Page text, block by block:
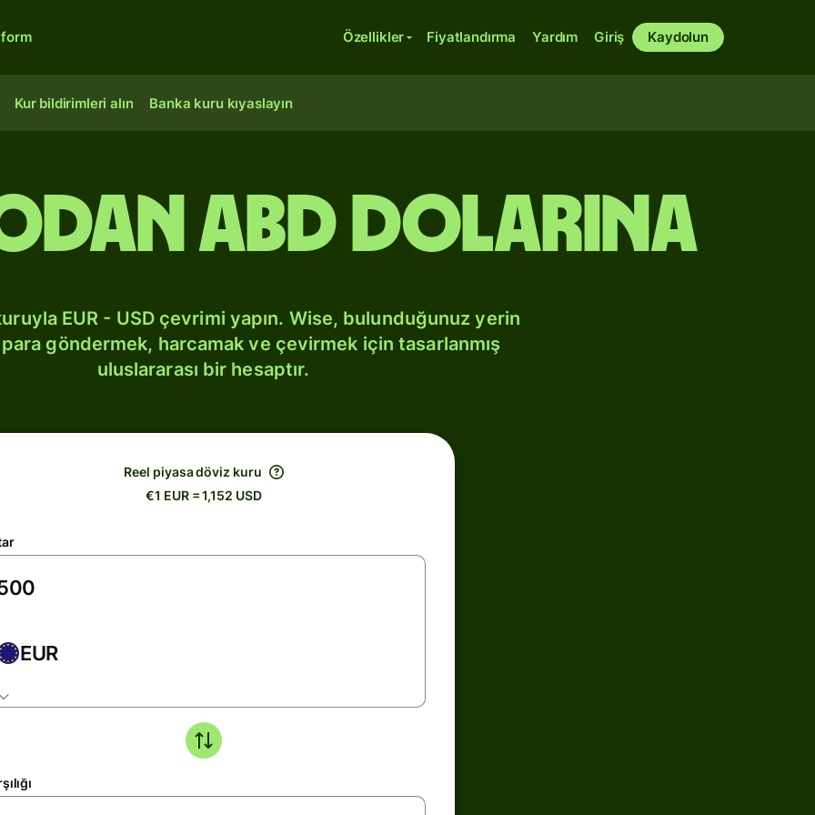
Özellikler Fiyatlandırma Yardım Giriş Kaydolun
Kur bildirimleri alın Banka kuru kıyaslayın
ABD dolarına
EUR - USD çevrimi yapın. Wise, bulunduğunuz yerin
göndermek, harcamak ve çevirmek için tasarlanmış
uluslararası bir hesaptır.
Reel piyasa döviz kuru
€1 EUR = 1,152 USD
EUR